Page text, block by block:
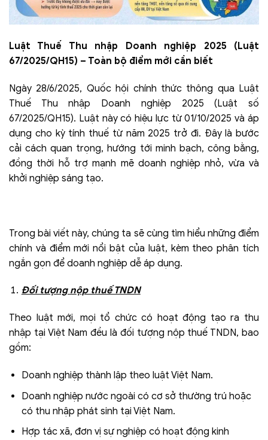
Luật Thuế Thu nhập Doanh nghiệp 2025 (Luật
67/2025/QH15) – Toàn bộ điểm mới cần biết
Ngày 28/6/2025, Quốc hội chính thức thông qua Luật
Thuế Thu nhập Doanh nghiệp 2025 (Luật số
67/2025/QH15). Luật này có hiệu lực từ 01/10/2025 và áp
dụng cho kỳ tính thuế từ năm 2025 trở đi. Đây là bước
cải cách quan trọng, hướng tới minh bạch, công bằng,
đồng thời hỗ trợ mạnh mẽ doanh nghiệp nhỏ, vừa và
khởi nghiệp sáng tạo.
Trong bài viết này, chúng ta sẽ cùng tìm hiểu những điểm
chính và điểm mới nổi bật của luật, kèm theo phân tích
ngắn gọn để doanh nghiệp dễ áp dụng.
Đối tượng nộp thuế TNDN
Theo luật mới, mọi tổ chức có hoạt động tạo ra thu
nhập tại Việt Nam đều là đối tượng nộp thuế TNDN, bao
gồm:
Doanh nghiệp thành lập theo luật Việt Nam.
Doanh nghiệp nước ngoài có cơ sở thường trú hoặc
có thu nhập phát sinh tại Việt Nam.
Hợp tác xã, đơn vị sự nghiệp có hoạt động kinh